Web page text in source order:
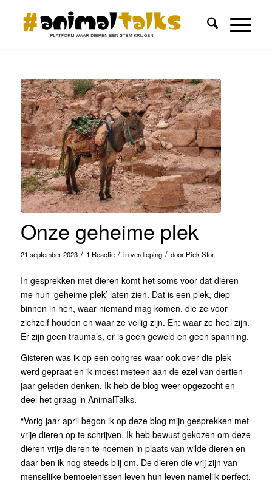
Onze geheime plek
21 september 2023 / 1 Reactie / inverdieping / door Piek Stor
In gesprekken met dieren komt het soms voor dat dieren
me hun ‘geheime plek’ laten zien. Dat is een plek, diep
binnen in hen, waar niemand mag komen, die ze voor
zichzelf houden en waar ze veilig zijn. En: waar ze heel zijn.
Er zijn geen trauma’s, er is geen geweld en geen spanning.
Gisteren was ik op een congres waar ook over die plek
werd gepraat en ik moest meteen aan de ezel van dertien
jaar geleden denken. Ik heb de blog weer opgezocht en
deel het graag in AnimalTalks.
“Vorig jaar april begon ik op deze blog mijn gesprekken met
vrije dieren op te schrijven. Ik heb bewust gekozen om deze
dieren vrije dieren te noemen in plaats van wilde dieren en
daar ben ik nog steeds blij om. De dieren die vrij zijn van
menselijke bemoeienissen leven hun leven namelijk perfect,